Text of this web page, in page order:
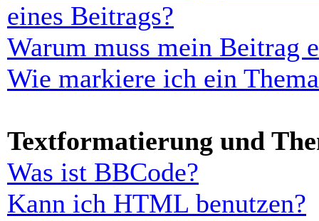
eines Beitrags?
Warum muss mein Beitrag
Wie markiere ich ein
Textformatierung und
Was ist BBCode?
Kann ich HTML benutzen?